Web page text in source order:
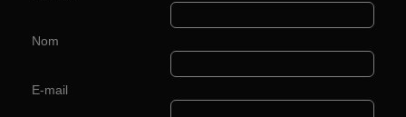
Nom
E-mail